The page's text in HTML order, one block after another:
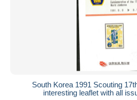
South Korea 1991 Scouting
interesting leaflet with all